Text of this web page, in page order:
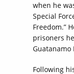
when he
Special
Freedom.”
prisoners
Guatanamo
Following